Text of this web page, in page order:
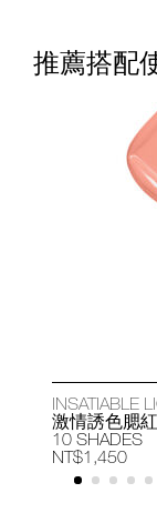
推薦搭配
INSATIABLE
激情誘色腮
10 SHADES
NT$1,450